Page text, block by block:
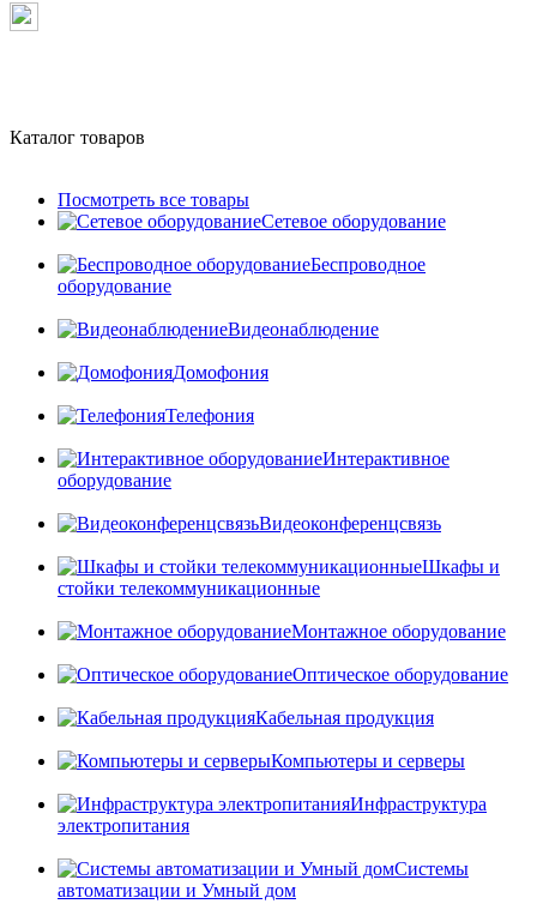
Каталог товаров
Посмотреть все товары
Сетевое оборудование
Беспроводное
оборудование
Видеонаблюдение
Домофония
Телефония
Интерактивное
оборудование
Видеоконференцсвязь
Шкафы и
стойки телекоммуникационные
Монтажное оборудование
Оптическое оборудование
Кабельная продукция
Компьютеры и серверы
Инфраструктура
электропитания
Системы
автоматизации и Умный дом